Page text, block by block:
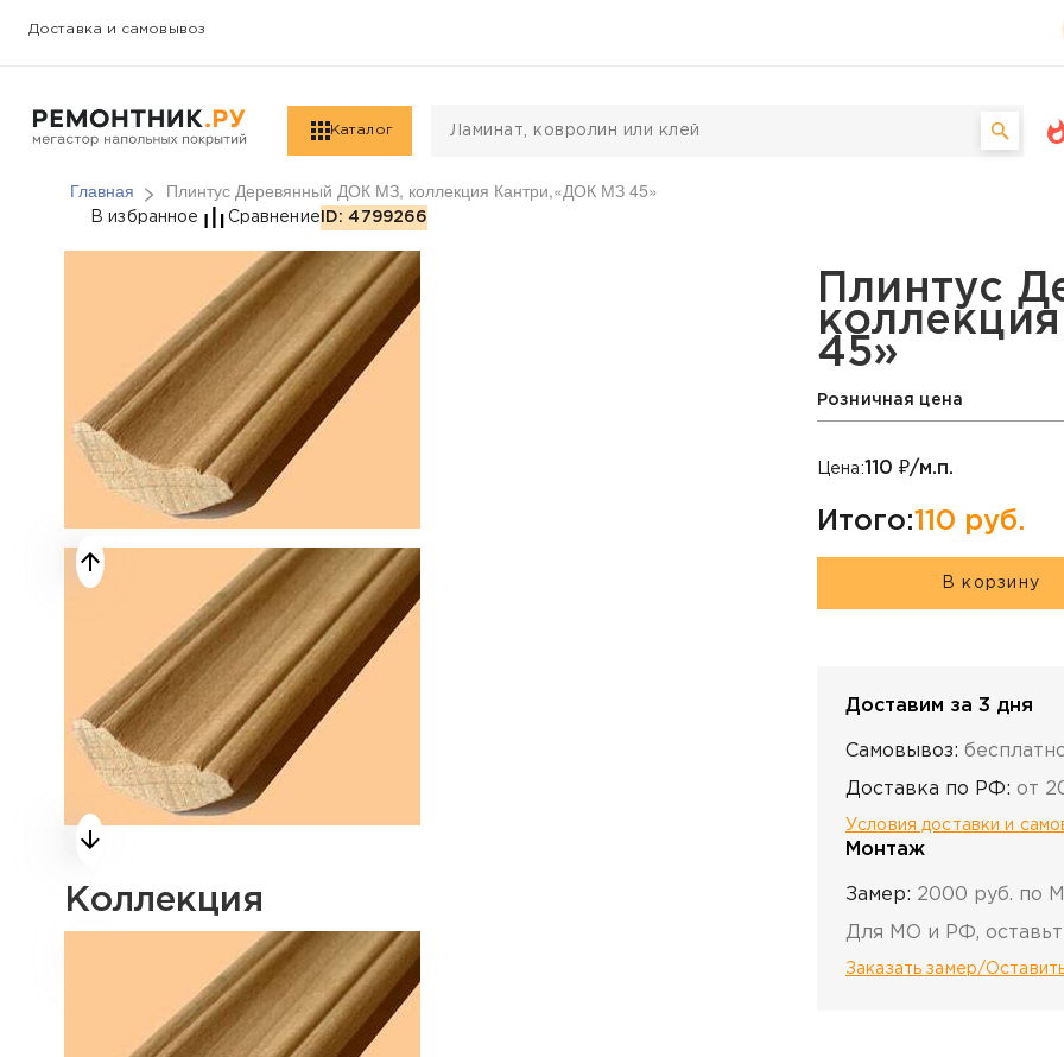
Доставка и самовывоз
Каталог
Главная Плинтус Деревянный ДОК МЗ, коллекция Кантри,«ДОК МЗ 45»
Плинтус Деревянный ДОК МЗ, коллекция
В избранное Сравнение ID: 4799266
Коллекция
Плинтус
45»
Розничная цена
Цена:110 ₽/м.п.
Итого:110 руб.
В корзину
Доставим за 3 дня
Самовывоз:
Доставка по РФ: от
Условия доставки и
Монтаж
Замер: 2000 руб. по
Для МО и РФ,
Заказать замер/